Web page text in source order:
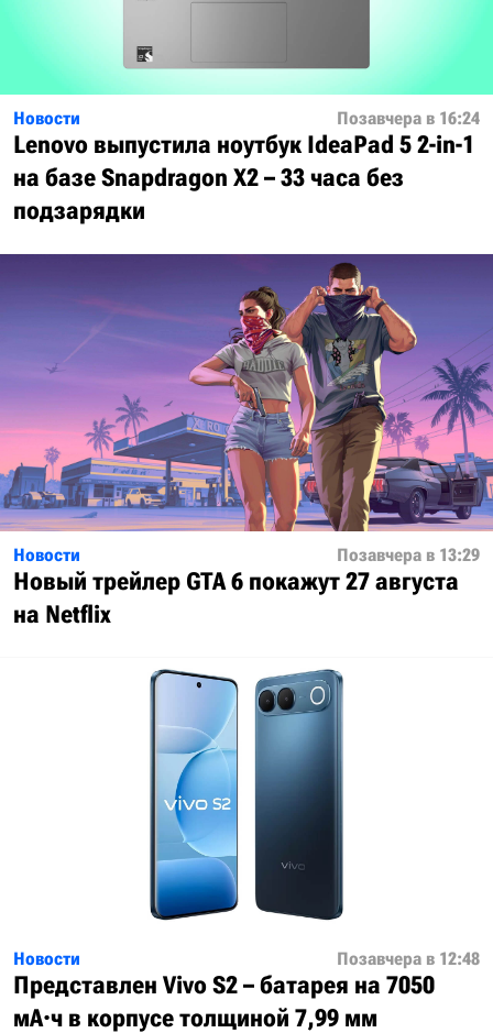
Новости Позавчера в 16:24
Lenovo выпустила ноутбук IdeaPad 5 2-in-1
на базе Snapdragon X2 – 33 часа без
подзарядки
Новости Позавчера в 13:29
Новый трейлер GTA 6 покажут 27 августа
на Netflix
Новости Позавчера в 12:48
Представлен Vivo S2 – батарея на 7050
мА·ч в корпусе толщиной 7,99 мм